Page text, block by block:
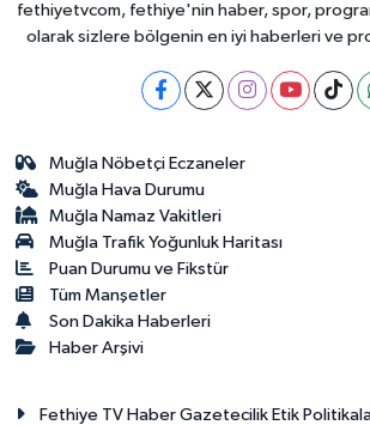
fethiyetvcom, fethiye'nin haber, spor,
olarak sizlere bölgenin en iyi haberleri ve
Muğla Nöbetçi Eczaneler
Muğla Hava Durumu
Muğla Namaz Vakitleri
Muğla Trafik Yoğunluk Haritası
Puan Durumu ve Fikstür
Tüm Manşetler
Son Dakika Haberleri
Haber Arşivi
Fethiye TV Haber Gazetecilik Etik